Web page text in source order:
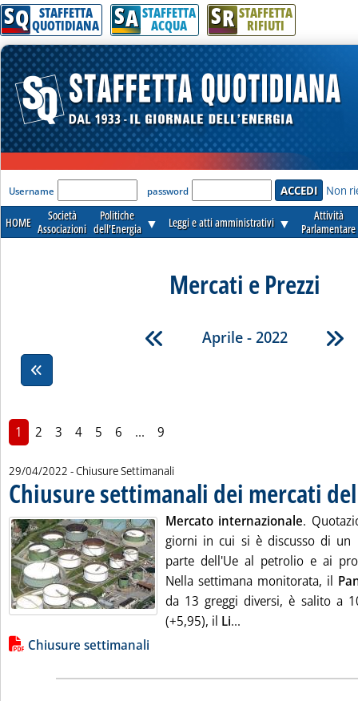
SQ STAFFETTA
QUOTIDIANA SA STAFFETTA
ACQUA SR STAFFETTA
RIFIUTI
'Modulo Login per accedere'
Username password Non
HOME
Società
Associazioni
Politiche
dell'Energia ▼ Leggi e atti amministrativi ▼
Attività
Parlamentare
Mercati e Prezzi
Aprile - 2022
1 2 3 4 5 6 ... 9
29/04/2022 - Chiusure Settimanali
Chiusure settimanali dei mercati
Mercato internazionale.
giorni in cui si è discusso di un
parte dell'Ue al petrolio e ai
Nella settimana monitorata, il
da 13 greggi diversi, è salito a
(+5,95), il Li...
Lista allegati PDF alla notizia
Chiusure settimanali